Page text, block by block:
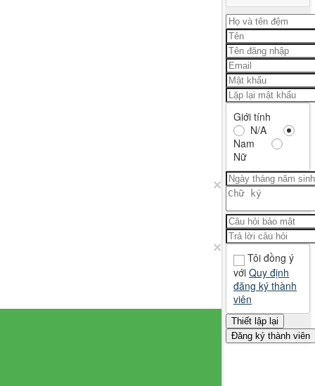
×
×
Giới tính
N/A
Nam
Nữ
Tôi đồng ý
với Quy định
đăng ký thành
viên